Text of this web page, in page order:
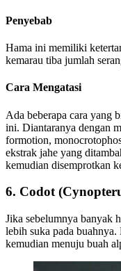
Penyebab
Hama ini memiliki
kemarau tiba jumlah
Cara Mengatasi
Ada beberapa cara yang
ini. Diantaranya dengan
formotion,
ekstrak jahe yang
kemudian disemprotkan
6. Codot
Jika sebelumnya banyak
lebih suka pada
kemudian menuju buah